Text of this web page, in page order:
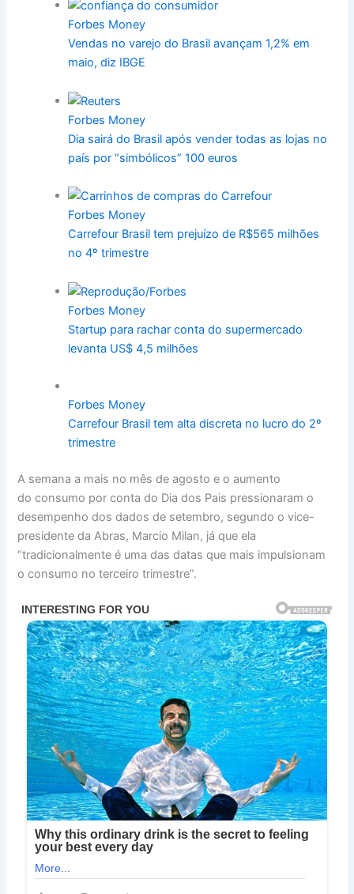
Forbes Money
Vendas no varejo do Brasil avançam 1,2% em
maio, diz IBGE
Forbes Money
Dia sairá do Brasil após vender todas as lojas no
país por “simbólicos” 100 euros
Forbes Money
Carrefour Brasil tem prejuízo de R$565 milhões
no 4º trimestre
Forbes Money
Startup para rachar conta do supermercado
levanta US$ 4,5 milhões
Forbes Money
Carrefour Brasil tem alta discreta no lucro do 2º
trimestre
A semana a mais no mês de agosto e o aumento
do consumo por conta do Dia dos Pais pressionaram o
desempenho dos dados de setembro, segundo o vice-
presidente da Abras, Marcio Milan, já que ela
“tradicionalmente é uma das datas que mais impulsionam
o consumo no terceiro trimestre”.